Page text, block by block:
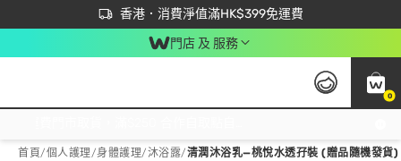
香港．消費淨值滿HK$399免運費
立即成為易賞錢會員盡享獨家優惠
首次APP下單買滿$450 輸入 NEWAPP 即減$50
門店 及 服務
0
首頁/個人護理/身體護理/沐浴露/清潤沐浴乳—桃悅水透孖裝 (贈品隨機發貨)